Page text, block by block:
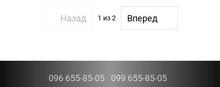
Назад 1 из 2 Вперед
096 655-85-05 099 655-85-05